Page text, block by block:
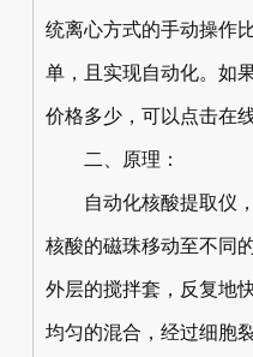
统离心方式的手动操作
单，且实现自动化。如
价格多少，可以点击在
二、原理：
自动化核酸提取仪，
核酸的磁珠移动至不同
外层的搅拌套，反复地
均匀的混合，经过细胞